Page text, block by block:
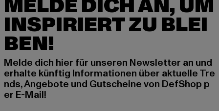
MELDE DICH AN, UM
INSPIRIERT ZU BLEI
BEN!
Melde dich hier für unseren Newsletter an und
erhalte künftig Informationen über aktuelle Tre
nds, Angebote und Gutscheine von DefShop p
er E-Mail!